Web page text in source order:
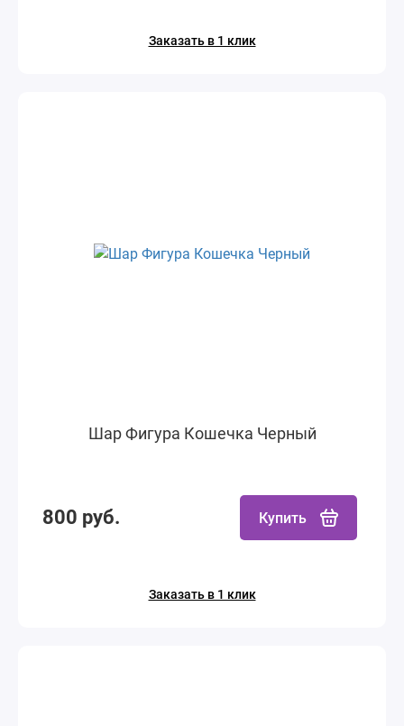
Заказать в 1 клик
Шар Фигура Кошечка Черный
800 руб. Купить
Заказать в 1 клик